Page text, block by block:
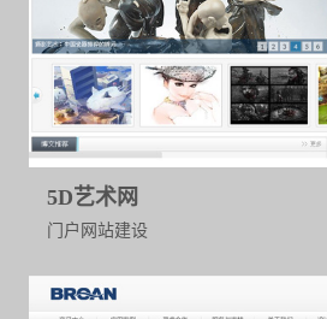
5D艺术网
门户网站建设